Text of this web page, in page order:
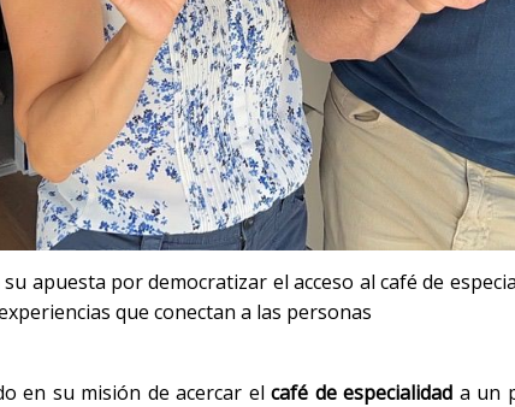
apuesta por democratizar el acceso al café de
que conectan a las personas
en su misión de acercar el café de especialidad a un